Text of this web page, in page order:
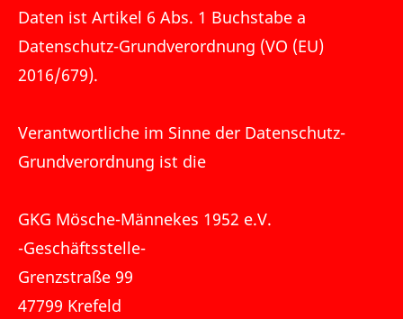
Daten ist Artikel 6 Abs. 1 Buchstabe a
Datenschutz-Grundverordnung (VO (EU)
2016/679).
Verantwortliche im Sinne der Datenschutz-
Grundverordnung ist die
GKG Mösche-Männekes 1952 e.V.
-Geschäftsstelle-
Grenzstraße 99
47799 Krefeld